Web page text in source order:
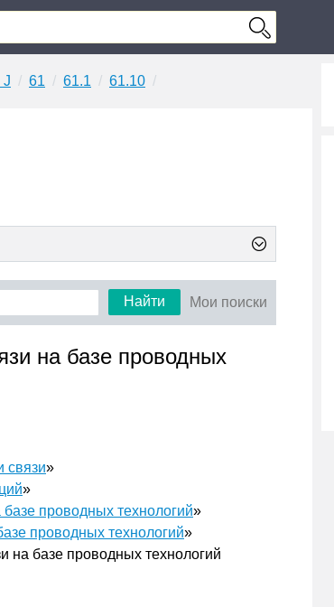
J 61 61.1 61.10
Найти Мои поиски
на базе проводных
связи»
»
базе проводных технологий»
проводных технологий»
на базе проводных технологий